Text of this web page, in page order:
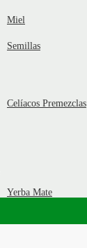
Miel
Semillas
Celíacos Premezclas
Yerba Mate